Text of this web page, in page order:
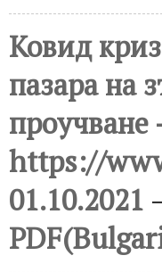
Ковид
пазара на
проучване
https://
01.10.2021